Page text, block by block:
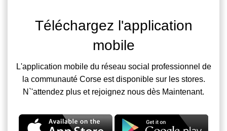
Téléchargez l'application
mobile
L'application mobile du réseau social professionnel de
la communauté Corse est disponible sur les stores.
N`'attendez plus et rejoignez nous dès Maintenant.